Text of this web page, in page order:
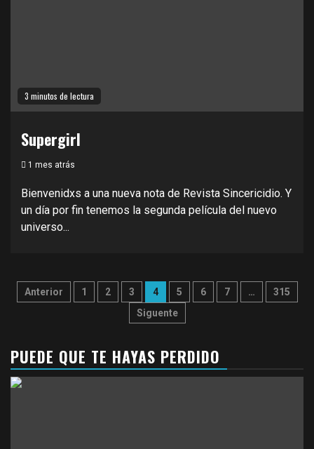
3 minutos de lectura
Supergirl
1 mes atrás
Bienvenidxs a una nueva nota de Revista Sincericidio. Y
un día por fin tenemos la segunda película del nuevo
universo...
Paginación
Anterior 1 2 3 4 5 6 7 …
315
Siguente
PUEDE QUE TE HAYAS PERDIDO